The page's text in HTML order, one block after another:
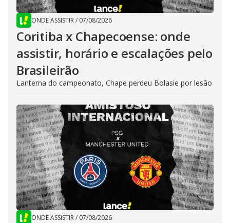
ONDE ASSISTIR/ 07/08/2026
Coritiba x Chapecoense: onde
assistir, horário e escalações pelo
Brasileirão
Lanterna do campeonato, Chape perdeu Bolasie por lesão
ONDE ASSISTIR/ 07/08/2026